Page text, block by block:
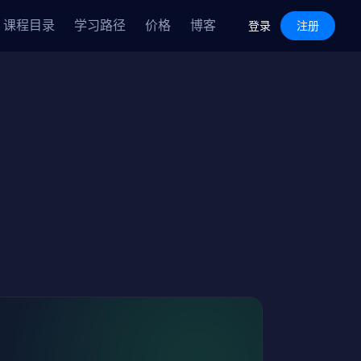
Features Pricing Blog Log in Sign Up
课程目录 学习路径 价格 博客 登录 注册